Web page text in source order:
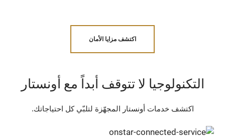
اكتشف مزايا الأمان
التكنولوجيا لا تتوقف أبداً مع أونستار
اكتشف خدمات أونستار المجهّزة لتلبّي كل احتياجاتك.